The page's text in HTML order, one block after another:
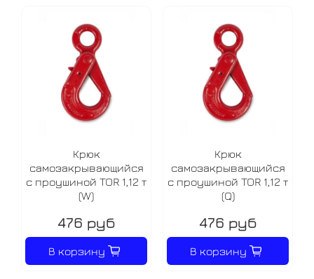
Крюк
самозакрывающийся
с проушиной TOR 1,12 т
(W)
476 руб
В корзину
Крюк
самозакрывающийся
с проушиной TOR 1,12 т
(Q)
476 руб
В корзину